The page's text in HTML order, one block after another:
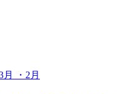
月
・2月